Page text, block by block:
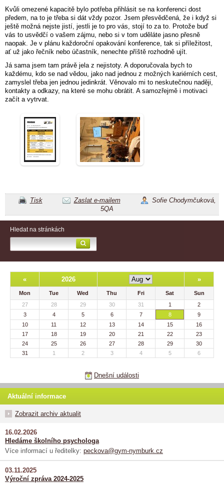
Kvůli omezené kapacitě bylo potřeba přihlásit se na konferenci dost
předem, na to je třeba si dát vždy pozor. Jsem přesvědčená, že i když si
ještě možná nejste jistí, jestli je to pro vás, stojí to za to. Protože buď
vás to usvědčí o vašem zájmu, nebo si v tom uděláte jasno přesně
naopak. Je v plánu každoroční opakování konference, tak si příležitost,
ať už jako řečník nebo účastník, nenechte příště rozhodně ujít.
Já sama jsem tam právě jela z nejistoty. A doporučovala bych to
každému, kdo se nad vědou, jako nad jednou z možných kariérních cest,
zamyslel třeba jen jednou jedinkrát. Věnovalo mi to neskutečnou naději,
kontakty a odkazy, na které se mohu obrátit. A samozřejmě i motivaci
začít a vytrvat.
Tisk Zaslat e-mailem
Sofie Chodymčuková,
5QA
Hledat na stránkách
« 2026 »
Mon Tue Wed Thu Fri Sat
Sun
27
28 29 30 31 1
2
3
4 5 6 7 8
9
10
11 12 13 14 15
16
17
18 19 20 21 22
23
24
25 26 27 28 29
30
31
1 2 3 4 5 6
Dnešní události
Aktuální informace
Zobrazit archiv aktualit
16.02.2026
Hledáme školního psychologa
Více informací u ředitelky: peckova@gym-nymburk.cz
03.11.2025
Výroční zpráva 2024-2025